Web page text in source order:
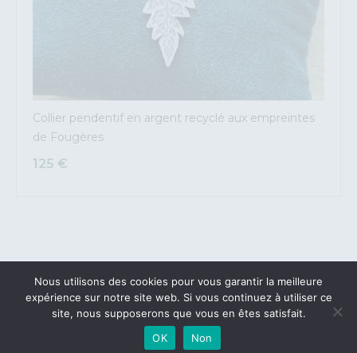
Collier pendentif en argent recyclé aux empreintes
de Fougères
125 €
POLITIQUE DE CONFIDENTIALITÉ
Nous utilisons des cookies pour vous garantir la meilleure
expérience sur notre site web. Si vous continuez à utiliser ce
site, nous supposerons que vous en êtes satisfait.
OK
Non